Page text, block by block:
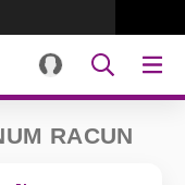
RACUN